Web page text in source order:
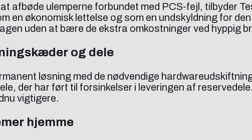
afbøde ulemperne forbundet med PCS-fejl, tilbyder
en økonomisk lettelse og som en undskyldning for
uden at bære de ekstra omkostninger ved hyppig
og dele
løsning med de nødvendige
der har ført til forsinkelser i leveringen af
vigtigere.
hjemme